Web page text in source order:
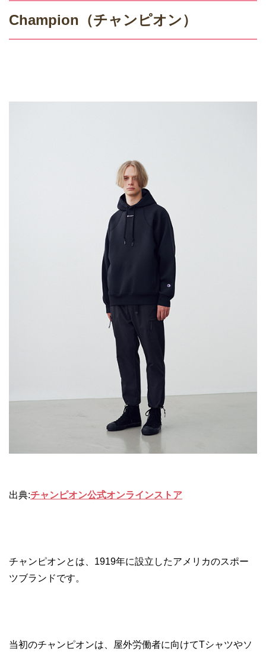
Champion（チャンピオン）
出典:チャンピオン公式オンラインストア
チャンピオンとは、1919年に設立したアメリカのスポー
ツブランドです。
当初のチャンピオンは、屋外労働者に向けてTシャツやソ